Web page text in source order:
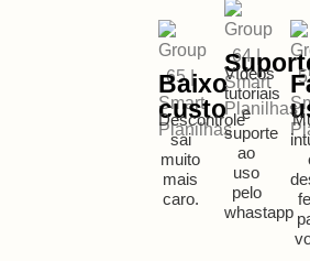
Baixo
custo
Descontrole
sai
muito
mais
caro.
Vídeos
tutoriais
e
suporte
ao
uso
pelo
whastapp